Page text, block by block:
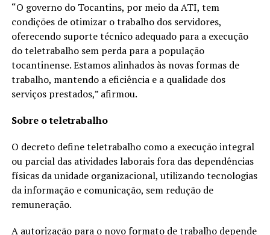
“O governo do Tocantins, por meio da ATI, tem
condições de otimizar o trabalho dos servidores,
oferecendo suporte técnico adequado para a execução
do teletrabalho sem perda para a população
tocantinense. Estamos alinhados às novas formas de
trabalho, mantendo a eficiência e a qualidade dos
serviços prestados,” afirmou.
Sobre o teletrabalho
O decreto define teletrabalho como a execução integral
ou parcial das atividades laborais fora das dependências
físicas da unidade organizacional, utilizando tecnologias
da informação e comunicação, sem redução de
remuneração.
A autorização para o novo formato de trabalho depende